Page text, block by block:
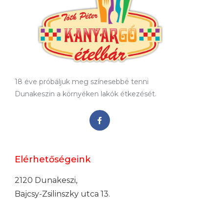
18 éve próbáljuk meg színesebbé tenni
Dunakeszin a környéken lakók étkezését.
Elérhetőségeink
2120 Dunakeszi,
Bajcsy-Zsilinszky utca 13.